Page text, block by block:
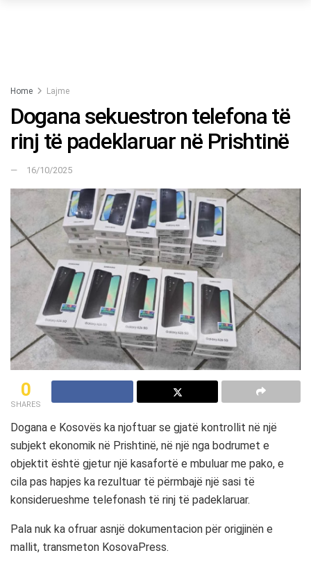
Home Lajme
Dogana sekuestron telefona të
rinj të padeklaruar në Prishtinë
16/10/2025
0
SHARES
Dogana e Kosovës ka njoftuar se gjatë kontrollit në një
subjekt ekonomik në Prishtinë, në një nga bodrumet e
objektit është gjetur një kasafortë e mbuluar me pako, e
cila pas hapjes ka rezultuar të përmbajë një sasi të
konsiderueshme telefonash të rinj të padeklaruar.
Pala nuk ka ofruar asnjë dokumentacion për origjinën e
mallit, transmeton KosovaPress.